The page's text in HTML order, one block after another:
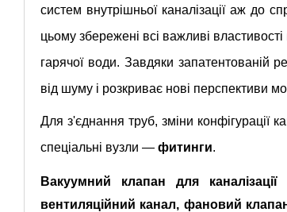
систем внутрішньої каналізації аж до
цьому збережені всі важливі властивості
гарячої води. Завдяки запатентованій
від шуму і розкриває нові перспективи
Для з'єднання труб, зміни конфігурації
спеціальні вузли — фитинги.
Вакуумний клапан для
вентиляційний канал, фановий